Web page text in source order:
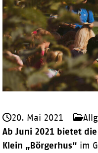
20. Mai 2021
Ab Juni 2021 bietet
Klein „Börgerhus“ im